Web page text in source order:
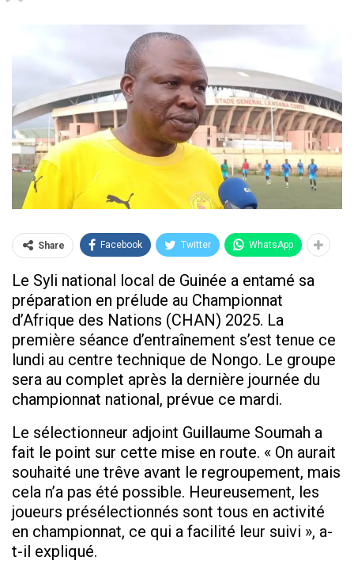
Share Facebook Twitter WhatsApp
Le Syli national local de Guinée a entamé sa
préparation en prélude au Championnat
d’Afrique des Nations (CHAN) 2025. La
première séance d’entraînement s’est tenue ce
lundi au centre technique de Nongo. Le groupe
sera au complet après la dernière journée du
championnat national, prévue ce mardi.
Le sélectionneur adjoint Guillaume Soumah a
fait le point sur cette mise en route. « On aurait
souhaité une trêve avant le regroupement, mais
cela n’a pas été possible. Heureusement, les
joueurs présélectionnés sont tous en activité
en championnat, ce qui a facilité leur suivi », a-
t-il expliqué.